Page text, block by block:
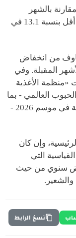
7.5 في المائة مقارنة بالشهر
الماضي لتصل إلى 95.1 نقطة، لكنها ظلت أقل بنسبة 13.1 في
من انخفاض
المقبلة. وفي
الأغذية
العالمي - بما
في ذلك الأرز المطحون - بنسبة 2 في المائة في موسم 2026 -
وإن كان
التي
انخفاض سنوي من حيث
والشعير.
نسخ الرابط